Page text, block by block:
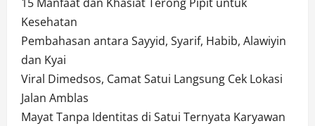
Kesehatan
Pembahasan antara Sayyid, Syarif, Habib, Alawiyin
dan Kyai
Viral Dimedsos, Camat Satui Langsung Cek Lokasi
Jalan Amblas
Mayat Tanpa Identitas di Satui Ternyata Karyawan